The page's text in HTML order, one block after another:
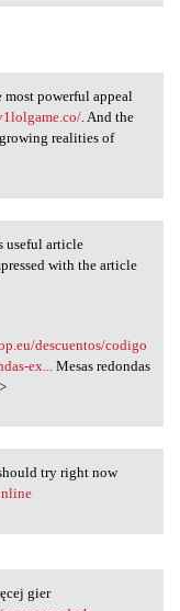
is the
most powerful appeal
. And the
realities of
this
useful article
with the article
descuentos/codigo
ex...
Mesas redondas
try right now
gier